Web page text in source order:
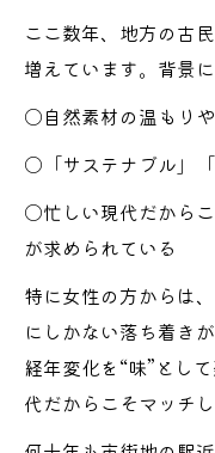
ここ数年、地方の古
増えています。背景に
〇自然素材の温もり
〇「サステナブル」
〇忙しい現代だから
が求められている
特に女性の方からは
にしかない落ち着き
経年変化を“味”とし
代だからこそマッチ